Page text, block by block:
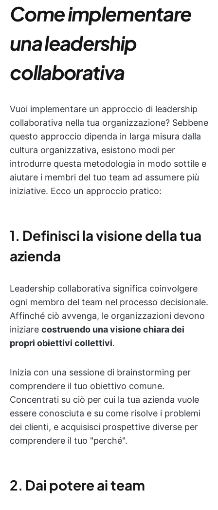
Come implementare
una leadership
collaborativa
Vuoi implementare un approccio di leadership
collaborativa nella tua organizzazione? Sebbene
questo approccio dipenda in larga misura dalla
cultura organizzativa, esistono modi per
introdurre questa metodologia in modo sottile e
aiutare i membri del tuo team ad assumere più
iniziative. Ecco un approccio pratico:
1. Definisci la visione della tua
azienda
Leadership collaborativa significa coinvolgere
ogni membro del team nel processo decisionale.
Affinché ciò avvenga, le organizzazioni devono
iniziare costruendo una visione chiara dei
propri obiettivi collettivi.
Inizia con una sessione di brainstorming per
comprendere il tuo obiettivo comune.
Concentrati su ciò per cui la tua azienda vuole
essere conosciuta e su come risolve i problemi
dei clienti, e acquisisci prospettive diverse per
comprendere il tuo "perché".
2. Dai potere ai team